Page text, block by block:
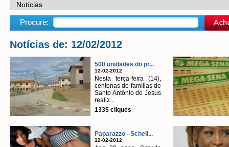
Notícias
Procure:
Notícias de: 12/02/2012
500 unidades do pr...
12-02-2012
Nesta terça-feira (14),
centenas de famílias de
Santo Antônio de Jesus
realiz...
1335 cliques
Paparazzo - Scheil...
12-02-2012